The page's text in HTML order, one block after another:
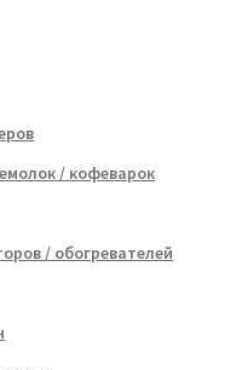
/ кофеварок
/ обогревателей